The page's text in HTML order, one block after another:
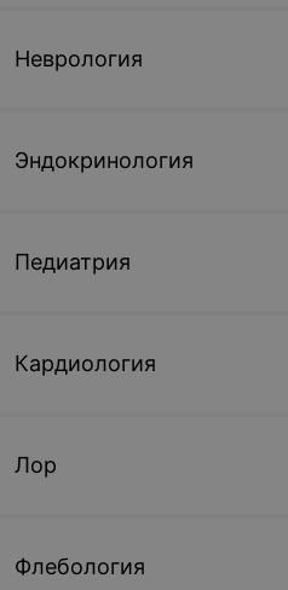
Неврология
Эндокринология
Педиатрия
Кардиология
Лор
Флебология